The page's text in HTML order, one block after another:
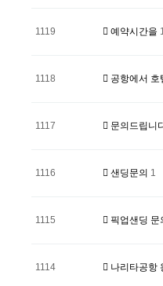
1119 예약시간을
1118 공항에서
1117 문의드립니
1116 샌딩문의 1
1115 픽업샌딩 문
1114 나리타공항